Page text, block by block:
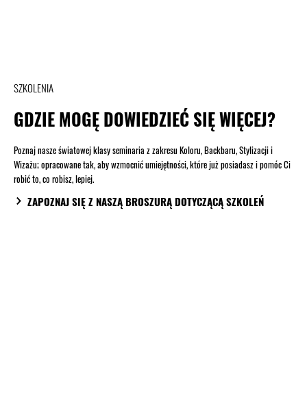
SZKOLENIA
GDZIE MOGĘ DOWIEDZIEĆ SIĘ WIĘCEJ?
Poznaj nasze światowej klasy seminaria z zakresu Koloru, Backbaru, Stylizacji i
Wizażu; opracowane tak, aby wzmocnić umiejętności, które już posiadasz i pomóc Ci
robić to, co robisz, lepiej.
ZAPOZNAJ SIĘ Z NASZĄ BROSZURĄ DOTYCZĄCĄ SZKOLEŃ